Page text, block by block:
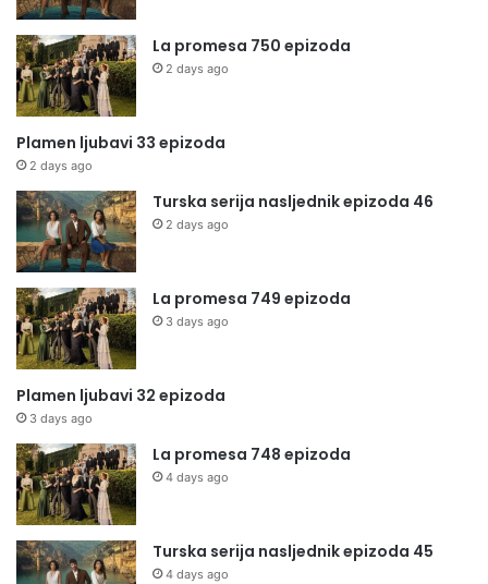
La promesa 750 epizoda
2 days ago
Plamen ljubavi 33 epizoda
2 days ago
Turska serija nasljednik epizoda 46
2 days ago
La promesa 749 epizoda
3 days ago
Plamen ljubavi 32 epizoda
3 days ago
La promesa 748 epizoda
4 days ago
Turska serija nasljednik epizoda 45
4 days ago